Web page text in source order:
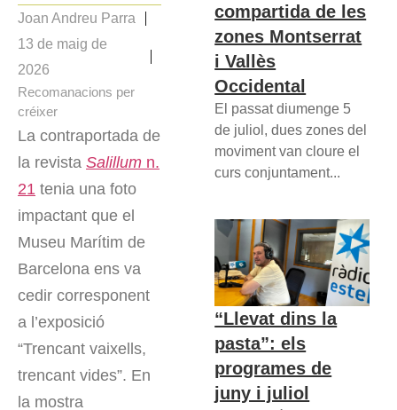
Joan Andreu Parra
13 de maig de
2026
Recomanacions per
créixer
La contraportada de
la revista Salillum n.
21 tenia una foto
impactant que el
Museu Marítim de
Barcelona ens va
cedir corresponent
a l’exposició
“Trencant vaixells,
trencant vides”. En
la mostra
compartida de les
zones Montserrat
i Vallès
Occidental
El passat diumenge 5
de juliol, dues zones del
moviment van cloure el
curs conjuntament...
“Llevat dins la
pasta”: els
programes de
juny i juliol